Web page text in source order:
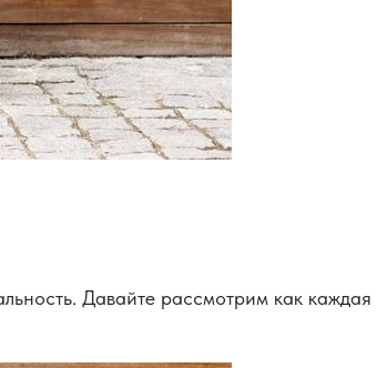
Давайте рассмотрим как каждая